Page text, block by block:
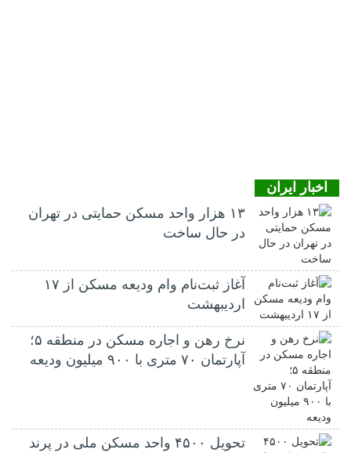
اخبار ایران
۱۳ هزار واحد مسکن حمایتی در تهران
در حال ساخت
آغاز ثبت‌نام وام ودیعه مسکن از ۱۷
اردیبهشت
نرخ‌ رهن و اجاره مسکن در منطقه ۵؛
آپارتمان ۷۰ متری با ۹۰۰ میلیون ودیعه
تحویل ۴۵۰۰ واحد مسکن ملی در پرند